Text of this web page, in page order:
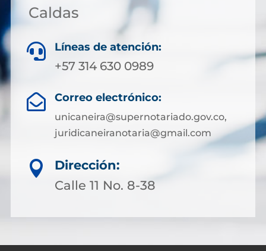
Caldas
 Líneas de atención:
+57 314 630 0989
 Correo electrónico:
unicaneira@supernotariado.gov.co,
juridicaneiranotaria@gmail.com

Dirección:
Calle 11 No. 8-38